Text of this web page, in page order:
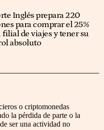
Inglés prepara 220
para comprar el 25%
filial de viajes y tener su
absoluto
o criptomonedas
la pérdida de parte o la
ser una actividad no